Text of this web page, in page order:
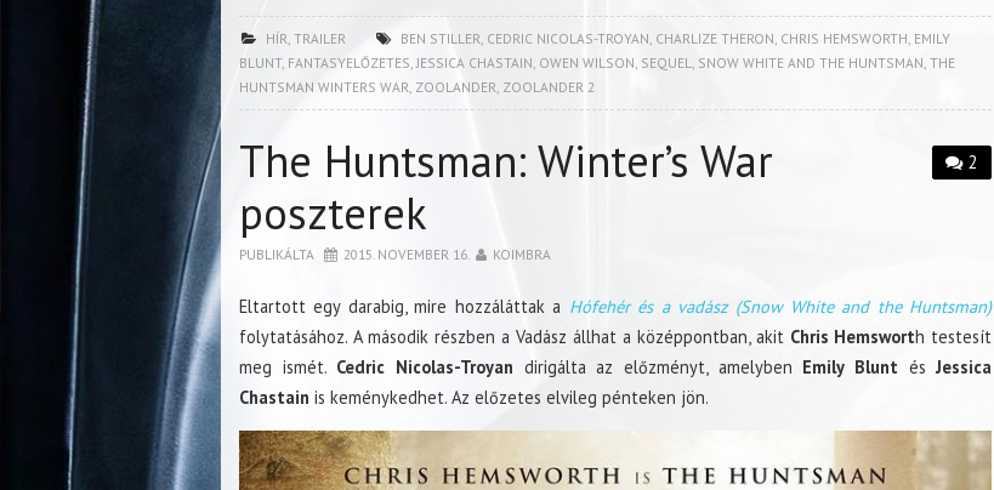
HÍR, TRAILER BEN STILLER, CEDRIC NICOLAS-TROYAN, CHARLIZE THERON, CHRIS HEMSWORTH, EMILY
BLUNT, FANTASYELŐZETES,JESSICA CHASTAIN, OWEN WILSON, SEQUEL, SNOW WHITE AND THE HUNTSMAN, THE
HUNTSMAN WINTERS WAR, ZOOLANDER, ZOOLANDER 2
2
The Huntsman: Winter’s War
poszterek
PUBLIKÁLTA 2015. NOVEMBER 16. KOIMBRA
Eltartott egy darabig, mire hozzáláttak a Hófehér és a vadász (Snow White and the Huntsman)
folytatásához. A második részben a Vadász állhat a középpontban, akit Chris Hemsworth testesít
meg ismét. Cedric Nicolas-Troyan dirigálta az előzményt, amelyben Emily Blunt ésJessica
Chastain is keménykedhet. Az előzetes elvileg pénteken jön.